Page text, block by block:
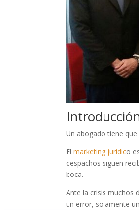
Un abogado tiene
Elmarketing jurídico
despachos siguen
boca.
Ante la crisis muchos
un error, solamente